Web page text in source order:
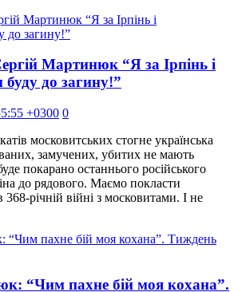
Мартинюк “Я за Ірпінь і
буду до загину!”
+0300 0
московитських стогне українська
замучених, убитих не мають
покарано останнього російського
до рядового. Маємо покласти
річній війні з московитами. І не
“Чим пахне бій моя кохана”.